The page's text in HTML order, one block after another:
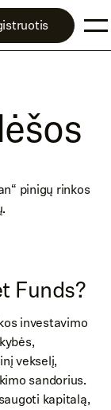
pinigų rinkos
Funds?
investavimo
vekselį,
sandorius.
kapitalą,